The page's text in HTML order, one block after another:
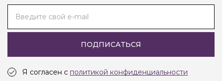
Введите свой e-mail
ПОДПИСАТЬСЯ
Я согласен с политикой конфиденциальности